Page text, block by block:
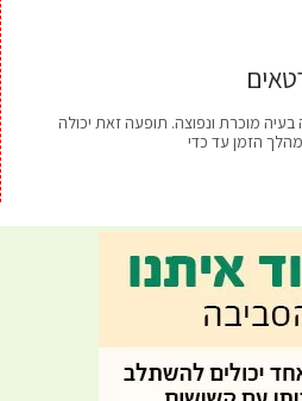
מוכרת ונפוצה. תופעה זאת יכולה
הזמן עד כדי